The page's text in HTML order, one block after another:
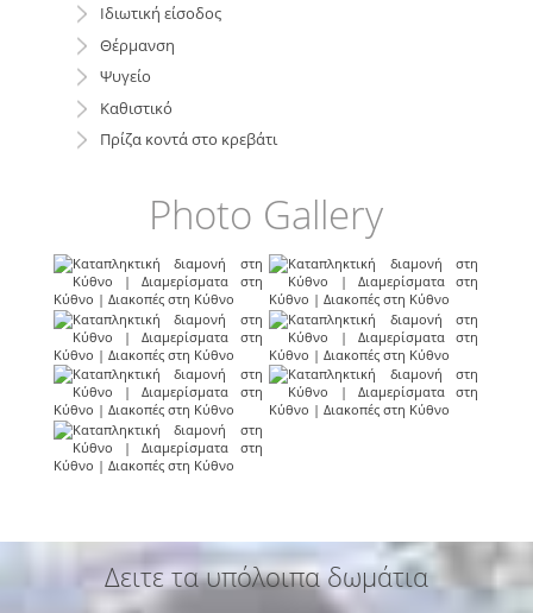
Ιδιωτική είσοδος
Θέρμανση
Ψυγείο
Καθιστικό
Πρίζα κοντά στο κρεβάτι
Photo Gallery
Δειτε τα υπόλοιπα δωμάτια